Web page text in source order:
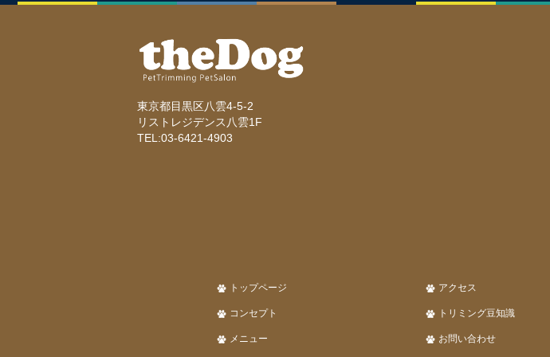
東京都目黒区八雲4-5-2
リストレジデンス八雲1F
TEL:03-6421-4903
トップページ
コンセプト
メニュー
アクセス
トリミング豆知識
お問い合わせ